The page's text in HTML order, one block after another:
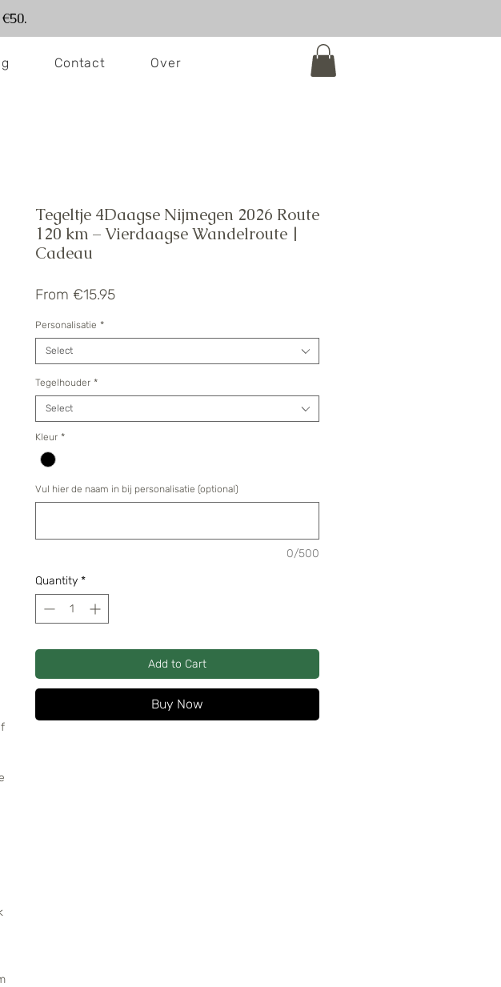
Contact Over
Tegeltje 4Daagse Nijmegen 2026 Route
120 km – Vierdaagse Wandelroute |
Cadeau
From €15.95Sale
Personalisatie *
Select
Tegelhouder *
Select
Kleur *
Vul hier de naam in bij personalisatie (optional)
0/500
Quantity *
Add to Cart
Buy Now